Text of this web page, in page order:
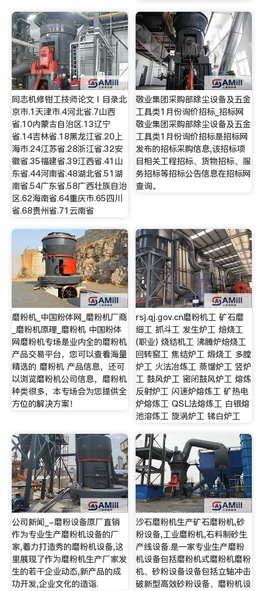
同志机修钳工技师论文Ⅰ目录北
京市.1天津市.4河北省.7山西
省.10内蒙古自治区.13辽宁
省.14吉林省.18黑龙江省.20上
海市.24江苏省.28浙江省.32安
徽省.35福建省.39江西省.41山
东省.44河南省.48湖北省.51湖
南省.54广东省.58广西壮族自治
区.62海南省.64重庆市.65四川
省.68贵州省.71云南省
敬业集团采购部除尘设备及五金
工具类1月份询价招标_招标网
敬业集团采购部除尘设备及五金
工具类1月份询价招标是招标网
发布的招标采购信息,该招标项
目相关工程招标、货物招标、服
务招标等招标公告信息在招标网
查询。
磨粉机_中国粉体网_磨粉机厂商
_磨粉机原理_磨粉机 中国粉体
网磨粉机专场是业内全的磨粉机
产品交易平台，您可以查看海量
精选的 磨粉机 产品信息，还可
以浏览磨粉机公司信息，磨粉机
种类很多，本专场会为您提供全
方位的解决方案！
rsj.qj.gov.cn磨粉机工 矿石磨
细工 抓斗工 发生炉工 焙烧工
(职业) 烧结机工 沸腾炉焙烧工
回转窑工 焦结炉工 煅烧工 多膛
炉工 火法冶炼工 蒸馏炉工 竖炉
工 鼓风炉工 密闭鼓风炉工 熔炼
反射炉工 闪速炉熔炼工 矿热电
炉熔炼工 QSL法熔炼工 白银熔
池溶炼工 旋涡炉工 锑白炉工
公司新闻_-磨粉设备原厂直销
作为专业生产磨粉机设备的厂
家,着力打造秀的磨粉机设备,这
里展现了作为磨粉机生产厂家发
生的若干企业动态,新产品的成
功开发,企业文化的造诣.
沙石磨粉机生产矿石磨粉机,砂
粉设备,工业磨粉机,石料制砂生
产线设备.是一家专业生产磨粉
机设备包括磨粉机式磨粉机磨粉
机、砂粉设备设备包括立轴冲击
破新型高效砂粉设备、磨粉机设